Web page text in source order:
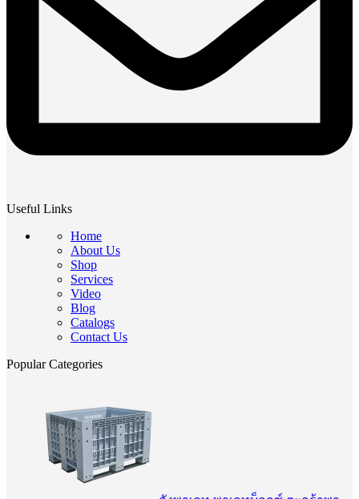
Useful Links
Home
About Us
Shop
Services
Video
Blog
Catalogs
Contact Us
Popular Categories